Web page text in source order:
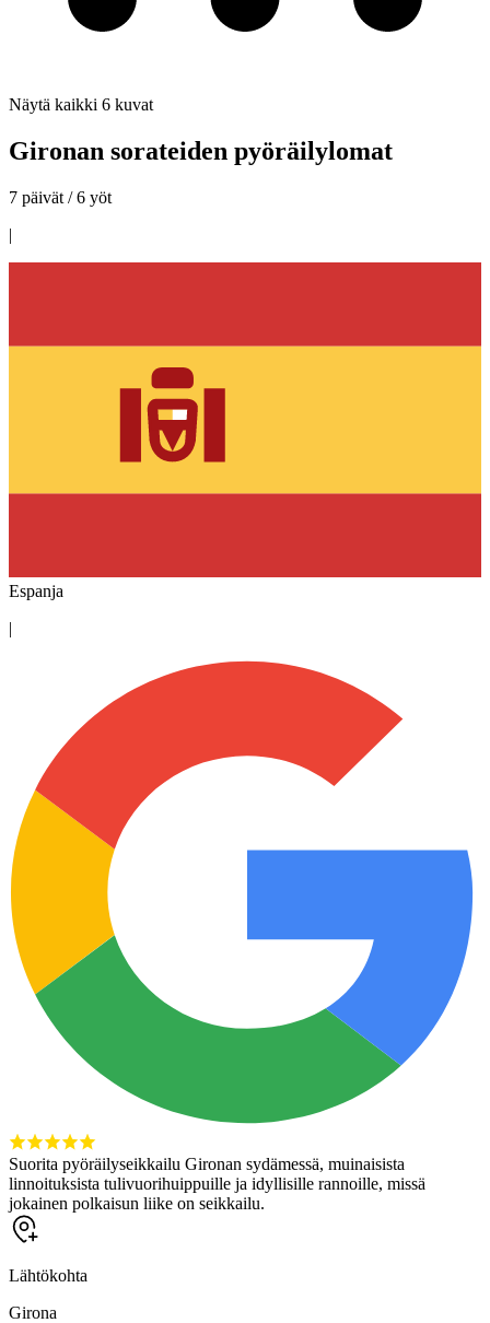
Näytä kaikki 6 kuvat
Gironan sorateiden pyöräilylomat
7 päivät / 6 yöt
|
Espanja
|
Suorita pyöräilyseikkailu Gironan sydämessä, muinaisista
linnoituksista tulivuorihuippuille ja idyllisille rannoille, missä
jokainen polkaisun liike on seikkailu.
Lähtökohta
Girona